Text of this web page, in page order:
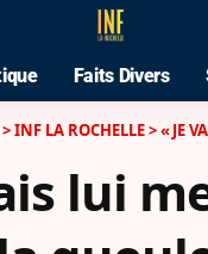
Faits Divers
>INF LA ROCHELLE>« JE VAIS LUI METTRE DANS LA
lui